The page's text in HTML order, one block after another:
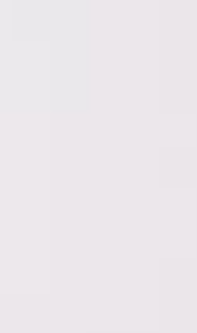
הרעיון, בצורה
פיתוח שלא
אתכם בתחום
כשאנחנו מאפיינים
שחסר או לחלופין
שתהיה מובנת